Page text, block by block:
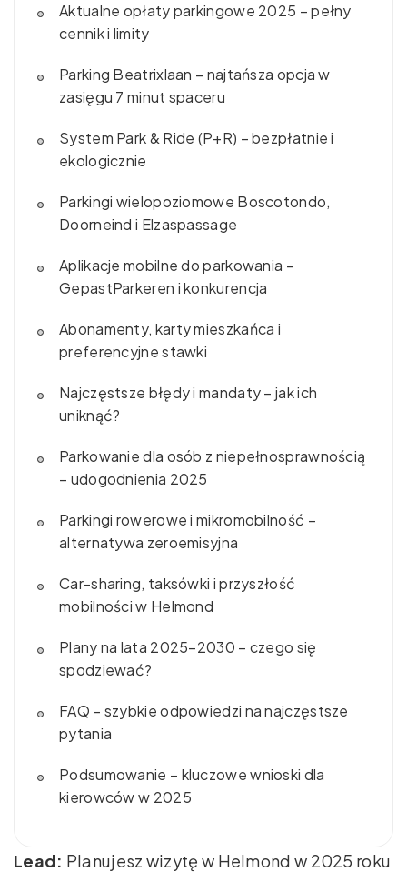
Aktualne opłaty parkingowe 2025 – pełny
cennik i limity
Parking Beatrixlaan – najtańsza opcja w
zasięgu 7 minut spaceru
System Park & Ride (P+R) – bezpłatnie i
ekologicznie
Parkingi wielopoziomowe Boscotondo,
Doorneind i Elzaspassage
Aplikacje mobilne do parkowania –
GepastParkeren i konkurencja
Abonamenty, karty mieszkańca i
preferencyjne stawki
Najczęstsze błędy i mandaty – jak ich
uniknąć?
Parkowanie dla osób z niepełnosprawnością
– udogodnienia 2025
Parkingi rowerowe i mikromobilność –
alternatywa zeroemisyjna
Car-sharing, taksówki i przyszłość
mobilności w Helmond
Plany na lata 2025–2030 – czego się
spodziewać?
FAQ – szybkie odpowiedzi na najczęstsze
pytania
Podsumowanie – kluczowe wnioski dla
kierowców w 2025
Lead: Planujesz wizytę w Helmond w 2025 roku